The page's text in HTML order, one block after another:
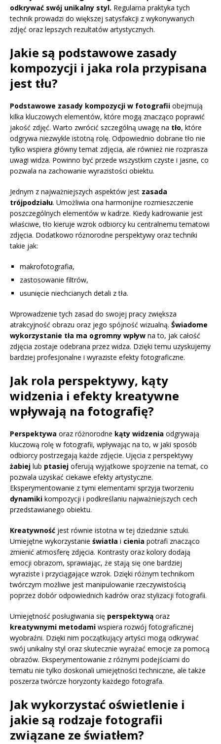
odkrywać swój unikalny styl. Regularna praktyka tych
technik prowadzi do większej satysfakcji z wykonywanych
zdjęć oraz lepszych rezultatów artystycznych.
Jakie są podstawowe zasady
kompozycji i jaka rola przypisana
jest tłu?
Podstawowe zasady kompozycji w fotografii obejmują
kilka kluczowych elementów, które mogą znacząco poprawić
jakość zdjęć. Warto zwrócić szczególną uwagę na tło, które
odgrywa niezwykle istotną rolę. Odpowiednio dobrane tło nie
tylko wspiera główny temat zdjęcia, ale również nie rozprasza
uwagi widza. Powinno być przede wszystkim czyste i jasne, co
pozwala na zachowanie wyrazistości obiektu.
Jednym z najważniejszych aspektów jest zasada
trójpodziału. Umożliwia ona harmonijne rozmieszczenie
poszczególnych elementów w kadrze. Kiedy kadrowanie jest
właściwe, tło kieruje wzrok odbiorcy ku centralnemu tematowi
zdjęcia. Dodatkowo różnorodne perspektywy oraz techniki
takie jak:
makrofotografia,
zastosowanie filtrów,
usunięcie niechcianych detali z tła.
Wprowadzenie tych zasad do swojej pracy zwiększa
atrakcyjność obrazu oraz jego spójność wizualną. Świadome
wykorzystanie tła ma ogromny wpływ na to, jak całość
zdjęcia zostaje odebrana przez widza. Dzięki temu uzyskujemy
bardziej profesjonalne i wyraziste efekty fotograficzne.
Jak rola perspektywy, kąty
widzenia i efekty kreatywne
wpływają na fotografię?
Perspektywa oraz różnorodne kąty widzenia odgrywają
kluczową rolę w fotografii, wpływając na to, w jaki sposób
odbiorcy postrzegają każde zdjęcie. Ujęcia z perspektywy
żabiej lub ptasiej oferują wyjątkowe spojrzenie na temat, co
pozwala uzyskać ciekawe efekty artystyczne.
Eksperymentowanie z tymi elementami sprzyja tworzeniu
dynamiki kompozycji i podkreślaniu najważniejszych cech
przedstawianego obiektu.
Kreatywność jest równie istotna w tej dziedzinie sztuki.
Umiejętne wykorzystanie światła i cienia potrafi znacząco
zmienić atmosferę zdjęcia. Kontrasty oraz kolory dodają
emocji obrazom, sprawiając, że stają się one bardziej
wyraziste i przyciągające wzrok. Dzięki różnym technikom
twórczym możliwe jest manipulowanie rzeczywistością
poprzez dobór odpowiednich kadrów oraz stylizacji fotografii.
Umiejętność posługiwania się perspektywą oraz
kreatywnymi metodami wspiera rozwój fotograficznej
wyobraźni. Dzięki nim początkujący artyści mogą odkrywać
swój unikalny styl oraz skutecznie wyrażać emocje za pomocą
obrazów. Eksperymentowanie z różnymi podejściami do
tematu nie tylko doskonali umiejętności techniczne, ale także
poszerza twórcze horyzonty każdego fotografa.
Jak wykorzystać oświetlenie i
jakie są rodzaje fotografii
związane ze światłem?